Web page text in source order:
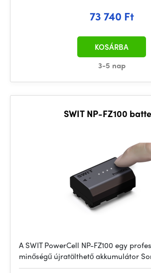
73 740 Ft
3-5 nap
KOSÁRBA
SWIT NP-FZ100
A SWIT PowerCell NP-FZ100 egy
minőségű újratölthető akkumulátor